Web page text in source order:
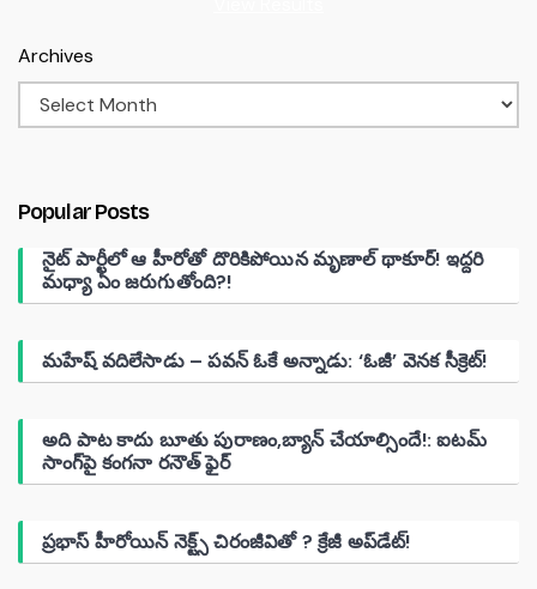
Archives
Popular Posts
నైట్ పార్టీలో ఆ హీరోతో దొరికిపోయిన మృణాల్ థాకూర్! ఇద్దరి
మధ్యా ఏం జరుగుతోంది?!
మహేష్ వదిలేసాడు – పవన్ ఓకే అన్నాడు: ‘ఓజీ’ వెనక సీక్రెట్!
అది పాట కాదు బూతు పురాణం,బ్యాన్ చేయాల్సిందే!: ఐటమ్
సాంగ్‌పై కంగనా రనౌత్ ఫైర్
ప్రభాస్ హీరోయిన్ నెక్ట్స్ చిరంజీవితో ? క్రేజీ అప్‌డేట్!